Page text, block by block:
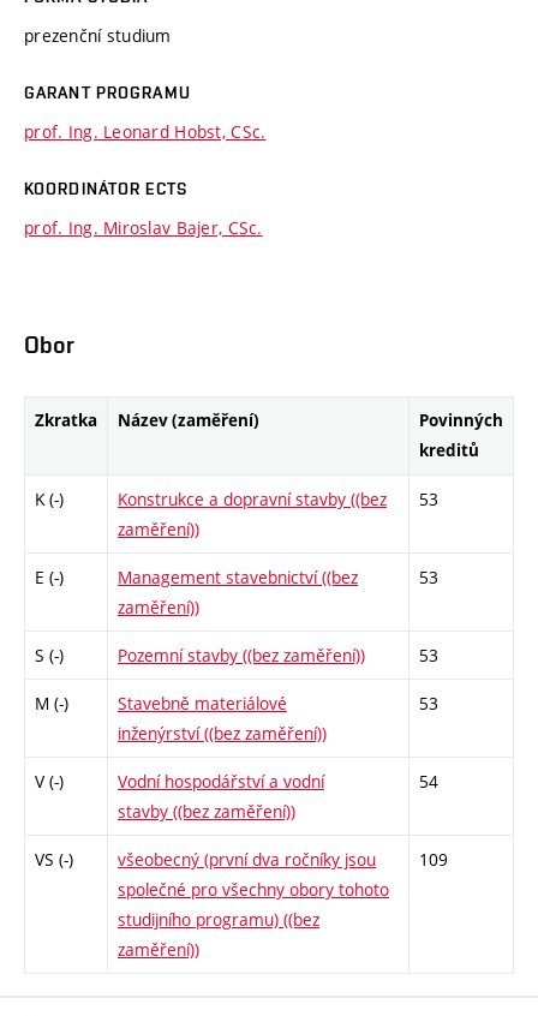
prezenční studium
GARANT PROGRAMU
prof. Ing. Leonard Hobst, CSc.
KOORDINÁTOR ECTS
prof. Ing. Miroslav Bajer, CSc.
Obor
Zkratka Název (zaměření)
Povinných
kreditů
K (-)
Konstrukce a dopravní stavby ((bez
zaměření))
53
E (-)
Management stavebnictví ((bez
zaměření))
53
S (-) Pozemní stavby ((bez zaměření)) 53
M (-)
Stavebně materiálové
inženýrství ((bez zaměření))
53
V (-)
Vodní hospodářství a vodní
stavby ((bez zaměření))
54
VS (-)
všeobecný (první dva ročníky jsou
společné pro všechny obory tohoto
studijního programu) ((bez
zaměření))
109